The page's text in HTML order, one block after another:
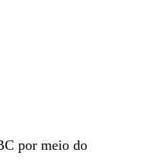
por meio do